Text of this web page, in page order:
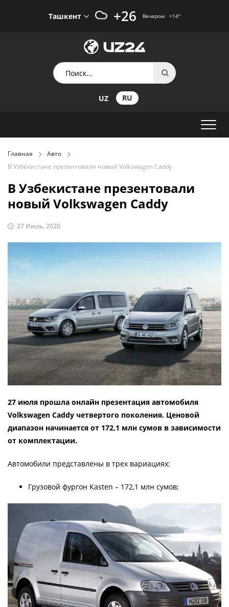
Ташкент +26 Вечером +14°
UZ RU
Главная
Авто
В Узбекистане презентовали новый Volkswagen Caddy
В Узбекистане презентовали
новый Volkswagen Caddy
27 Июль, 2020
27 июля прошла онлайн презентация автомобиля
Volkswagen Caddy четвертого поколения. Ценовой
диапазон начинается от 172,1 млн сумов в зависимости
от комплектации.
Автомобили представлены в трех вариациях:
Грузовой фургон Kasten – 172,1 млн сумов;